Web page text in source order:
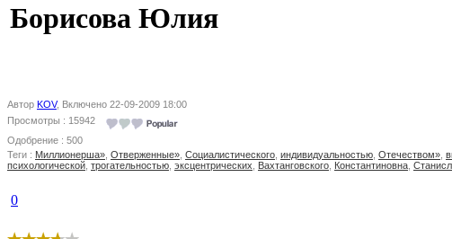
Борисова Юлия
Автор KOV, Включено 22-09-2009 18:00
Просмотры : 15942
Одобрение : 500
Теги : Миллионерша» Отверженные» Социалистического индивидуальностью Отечеством»
психологической трогательностью эксцентрических Вахтанговского Константиновна
0